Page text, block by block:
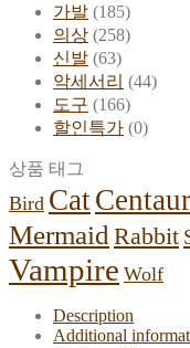
가발 (185)
의상 (258)
신발 (63)
악세서리 (44)
도구 (166)
할인특가 (0)
상품 태그
Bird CatCentaur
Mermaid Rabbit
Vampire Wolf
Description
Additional